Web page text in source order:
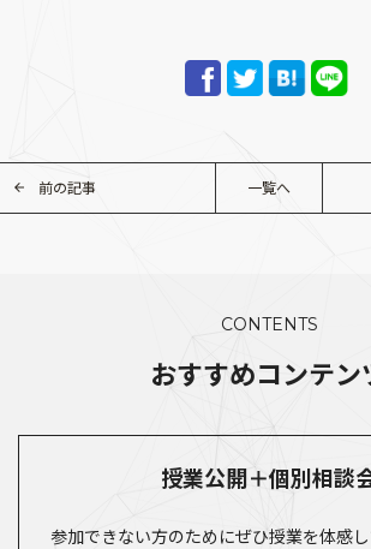
前の記事 一覧へ
CONTENTS
おすすめコンテン
授業公開＋個別相談
参加できない方のためにぜひ授業を体感